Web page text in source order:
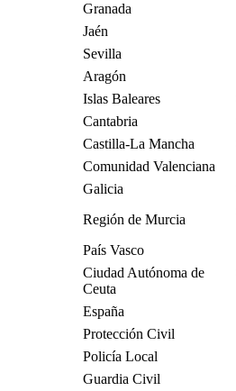
Granada
Jaén
Sevilla
Aragón
Islas Baleares
Cantabria
Castilla-La Mancha
Comunidad Valenciana
Galicia
Región de Murcia
País Vasco
Ciudad Autónoma de
Ceuta
España
Protección Civil
Policía Local
Guardia Civil